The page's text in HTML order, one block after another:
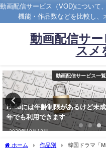
動画配信サービス（VOD)について
機能・作品数などを比較し、
動画配信サ
スメ
動画配信サービス一覧
Huluには年齢制限があるけど未成
年でも利用できます
2020年10月13日
ホーム 作品別
韓国ドラマ「